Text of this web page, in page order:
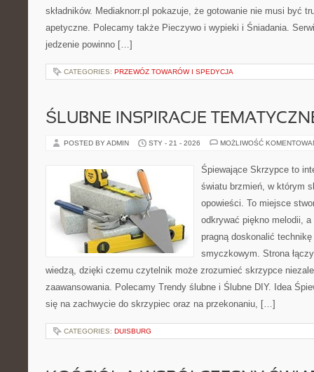
składników. Mediaknorr.pl pokazuje, że gotowanie nie musi być
apetyczne. Polecamy także Pieczywo i wypieki i Śniadania.
jedzenie powinno […]
CATEGORIES: PRZEWÓZ TOWARÓW I SPEDYCJA
ŚLUBNE INSPIRACJE
POSTED BY ADMIN STY - 21 - 2026 MOŻLIWOŚĆ
Śpiewające Skrzypce to
światu brzmień, w którym
opowieści. To miejsce
odkrywać piękno melodii,
pragną doskonalić
smyczkowym. Strona
wiedzą, dzięki czemu czytelnik może zrozumieć skrzypce
zaawansowania. Polecamy Trendy ślubne i Ślubne DIY. Idea
się na zachwycie do skrzypiec oraz na przekonaniu, […]
CATEGORIES: DUISBURG